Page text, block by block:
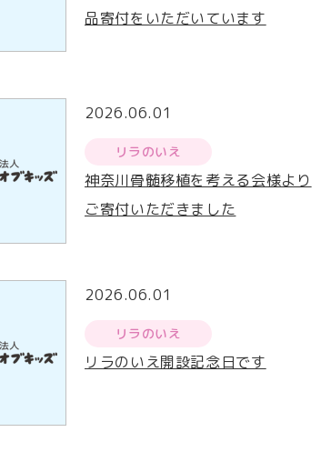
品寄付をいただいています
2026.06.01
リラのいえ
神奈川骨髄移植を考える会様より
ご寄付いただきました
2026.06.01
リラのいえ
リラのいえ開設記念日です